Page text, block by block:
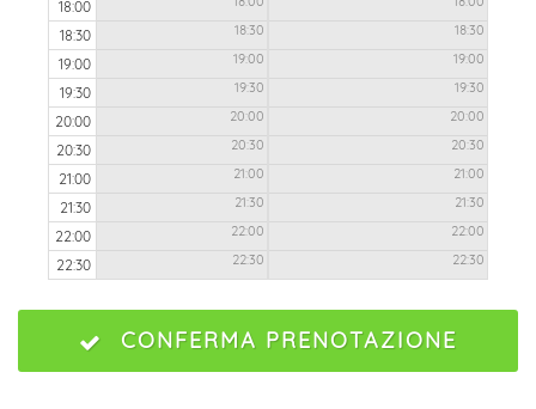
18:00
18:30 18:30
19:00 19:00
19:30 19:30
20:00 20:00
20:30 20:30
21:00 21:00
21:30 21:30
22:00 22:00
22:30 22:30
18:30
19:00
19:30
20:00
20:30
21:00
21:30
22:00
22:30
CONFERMA PRENOTAZIONE